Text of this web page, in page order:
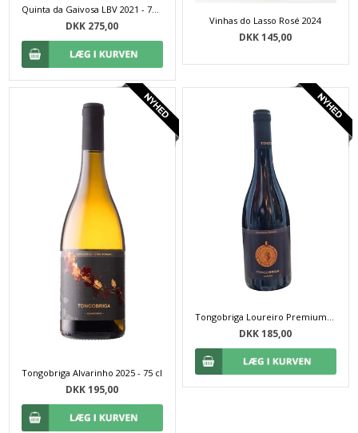
DKK 275,00 Vinhas do Lasso Rosé 2024
DKK 145,00
Tongobriga Alvarinho 2025 - 75 cl
DKK 195,00
DKK 185,00